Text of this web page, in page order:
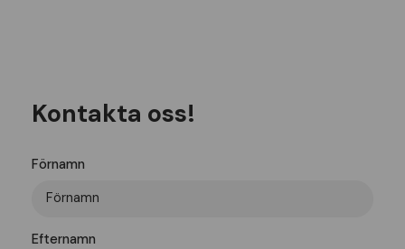
Kontakta oss!
Förnamn
Efternamn